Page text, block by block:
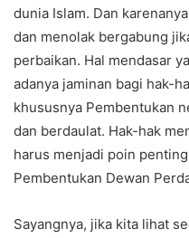
dunia Islam. Dan
dan menolak bergabung
perbaikan. Hal mendasar
adanya jaminan bagi hak-
khususnya Pembentukan
dan berdaulat. Hak-hak
harus menjadi poin
Pembentukan Dewan
Sayangnya, jika kita lihat